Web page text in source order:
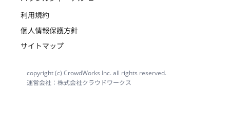
利用規約
個人情報保護方針
サイトマップ
copyright (c) CrowdWorks Inc. all rights reserved.
運営会社：株式会社クラウドワークス